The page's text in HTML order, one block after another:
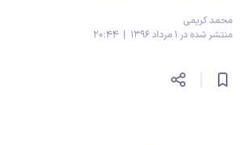
محمد کریمی
منتشر شده در 1 مرداد 1396 | 20:44